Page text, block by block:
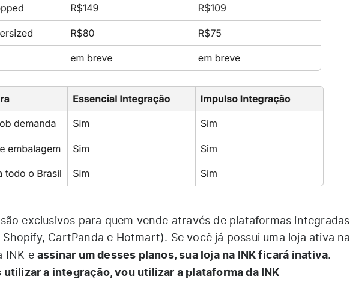
são exclusivos para quem vende através de plataformas integradas
Shopify, CartPanda e Hotmart). Se você já possui uma loja ativa na
INK e assinar um desses planos, sua loja na INK ficará inativa.
utilizar a integração, vou utilizar a plataforma da INK